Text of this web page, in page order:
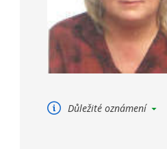
Důležité oznámení